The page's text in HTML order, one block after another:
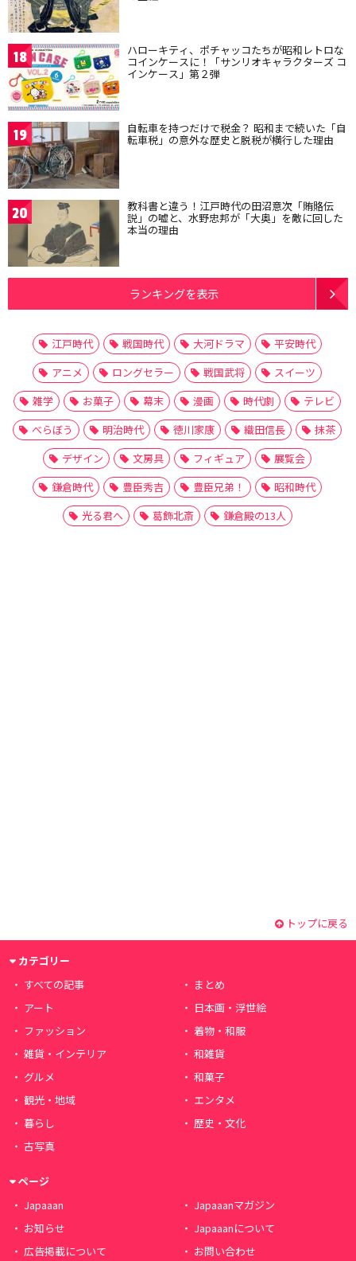
18 ハローキティ、ポチャッコたちが昭和レトロな
コインケースに！「サンリオキャラクターズ コ
インケース」第２弾
19 自転車を持つだけで税金？ 昭和まで続いた「自
転車税」の意外な歴史と脱税が横行した理由
20 教科書と違う！江戸時代の田沼意次「賄賂伝
説」の嘘と、水野忠邦が「大奥」を敵に回した
本当の理由
ランキングを表示
江戸時代 戦国時代 大河ドラマ
平安時代
アニメ
ロングセラー 戦国武将
スイーツ
雑学
お菓子 幕末 漫画 時代劇
テレビ
べらぼう
明治時代 徳川家康 織田信長
抹茶
デザイン
文房具 フィギュア
展覧会
鎌倉時代
豊臣秀吉 豊臣兄弟！
昭和時代
光る君へ
葛飾北斎 鎌倉殿の13人
トップに戻る
カテゴリー
すべての記事
まとめ
アート
日本画・浮世絵
ファッション
着物・和服
雑貨・インテリア
和雑貨
グルメ
和菓子
観光・地域
エンタメ
暮らし
歴史・文化
古写真
ページ
Japaaan
Japaaanマガジン
お知らせ
Japaaanについて
広告掲載について
お問い合わせ